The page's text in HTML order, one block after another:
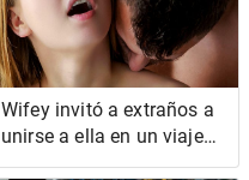
Wifey invitó a extraños a
unirse a ella en un viaje
de negocios